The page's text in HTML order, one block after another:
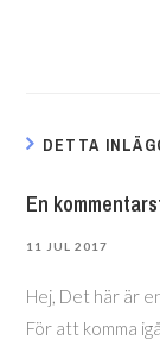
DETTA
En
11 JUL 2017
Hej, Det här är
För att komma